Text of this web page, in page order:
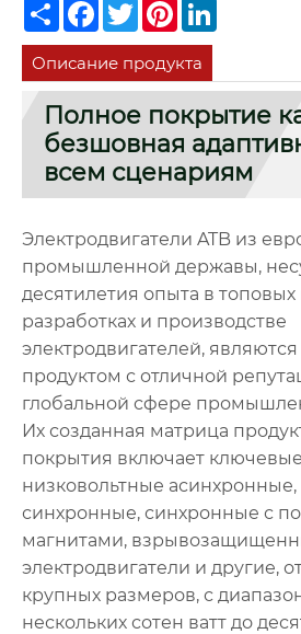
ShareFacebook
TwitterPinterest
Описание продукта
Полное покрытие
безшовная
всем сценариям
Электродвигатели ATB из
промышленной державы,
десятилетия опыта в
разработках и производстве
электродвигателей,
продуктом с отличной
глобальной сфере
Их созданная матрица
покрытия включает
низковольтные
синхронные, синхронные с
магнитами,
электродвигатели и другие,
крупных размеров, с
нескольких сотен ватт до